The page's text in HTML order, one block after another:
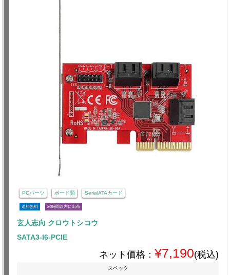
PCパーツ ボード類 SerialATAカード
送料無料 24時間以内に出荷
玄人志向 クロウトシコウ
SATA3-I6-PCIE
ネット価格： ¥7,190(税込)
スペック